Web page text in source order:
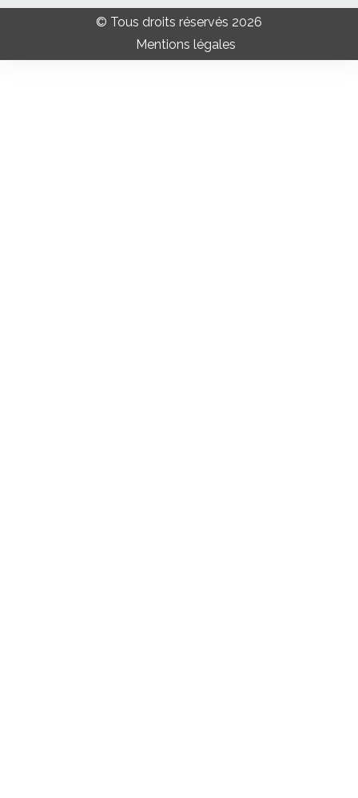
© Tous droits réservés 2026
Mentions légales